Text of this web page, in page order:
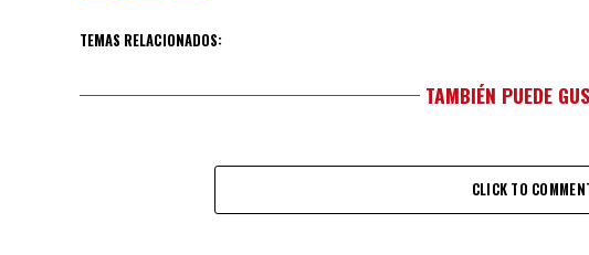
TEMAS RELACIONADOS:
TAMBIÉN PUEDE
CLICK TO